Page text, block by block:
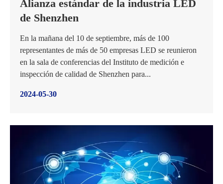
Alianza estándar de la industria LED
de Shenzhen
En la mañana del 10 de septiembre, más de 100
representantes de más de 50 empresas LED se reunieron
en la sala de conferencias del Instituto de medición e
inspección de calidad de Shenzhen para...
2024-05-30